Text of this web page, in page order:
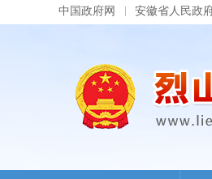
中国政府网 安徽省人民政